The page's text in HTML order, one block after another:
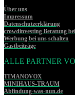
Über uns
Impressum
Datenschutzerklärung
crowdinvesting Beratung
Werbung bei uns schalten
Gastbeiträge
ALLE PARTNER
TIMANOVOX
MINIHAUS-TRAUM
Abfindung-was-nun.de